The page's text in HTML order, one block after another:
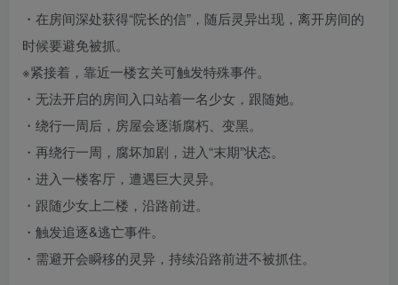
・在房间深处获得“院长的信”，随后灵异出现，离开房间的
时候要避免被抓。
※紧接着，靠近一楼玄关可触发特殊事件。
・无法开启的房间入口站着一名少女，跟随她。
・绕行一周后，房屋会逐渐腐朽、变黑。
・再绕行一周，腐坏加剧，进入“末期”状态。
・进入一楼客厅，遭遇巨大灵异。
・跟随少女上二楼，沿路前进。
・触发追逐&逃亡事件。
・需避开会瞬移的灵异，持续沿路前进不被抓住。